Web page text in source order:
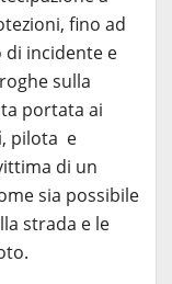
fino ad
incidente e
sulla
portata ai
, pilota e
di un
sia possibile
strada e le